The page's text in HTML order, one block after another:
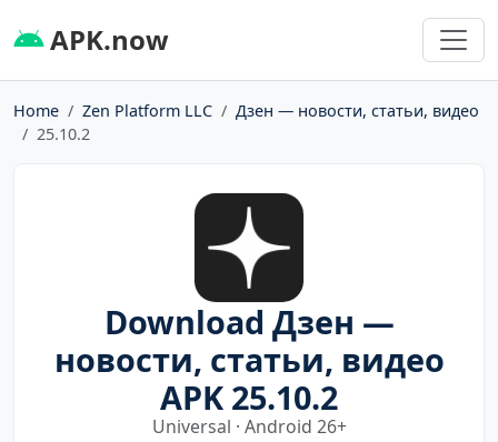
APK.now
Home Zen Platform LLC
Дзен — новости, статьи, видео
25.10.2
Download Дзен —
новости, статьи, видео
APK 25.10.2
Universal · Android 26+